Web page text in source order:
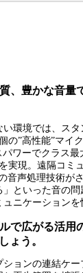
、豊かな音量
環境では、スタ
の”高性能”マイ
ワーでクラス
実現。遠隔コミ
音声処理技術が
といった音の
ニケーションを
で広がる活用
ょう。
ョンの連結ケ